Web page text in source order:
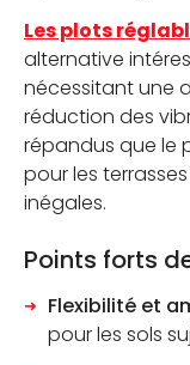
Les plots
alternative
nécessitant une
réduction des
répandus que le
pour les
inégales.
Points forts
Flexibilité et
pour les sols